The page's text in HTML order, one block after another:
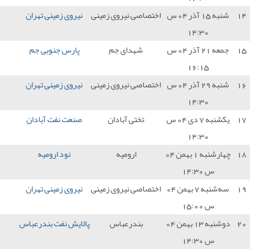
نیروی زمینی نیروی زمینی تهران 1 - 1 مس شهربابک
جم پارس جنوبی جم 2 - 1 نیروی زمینی تهران
نیروی زمینی نیروی زمینی تهران 1 - 1 شهرداری نوشهر
آبادان صنعت نفت آبادان 1 - 1 نیروی زمینی تهران
ارومیه نود ارومیه 0 - 3 نیروی زمینی تهران
نیروی زمینی نیروی زمینی تهران 0 - 0 مس کرمان
پالایش نفت بندرعباس 0 - 0 نیروی زمینی تهران